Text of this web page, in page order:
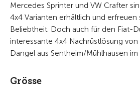
Mercedes Sprinter und VW Crafter
4x4 Varianten erhältlich und
Beliebtheit. Doch auch für den Fiat-
interessante 4x4 Nachrüstlösung
Dangel aus Sentheim/Mühlhausen im
Grösse